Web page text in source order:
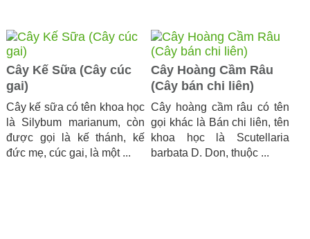
Cây Kế Sữa (Cây cúc
gai)
Cây kế sữa có tên khoa học
là Silybum marianum, còn
được gọi là kế thánh, kế
đức mẹ, cúc gai, là một ...
Cây Hoàng Cầm Râu
(Cây bán chi liên)
Cây hoàng cầm râu có tên
gọi khác là Bán chi liên, tên
khoa học là Scutellaria
barbata D. Don, thuộc ...